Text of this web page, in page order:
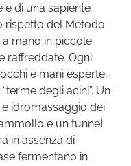
e di una sapiente
rispetto del Metodo
a mano in piccole
raffreddate. Ogni
e mani esperte,
degli acini”. Un
idromassaggio dei
e un tunnel
in assenza di
fermentano in